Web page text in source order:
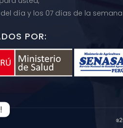
día y los 07 días de la semana
POR: